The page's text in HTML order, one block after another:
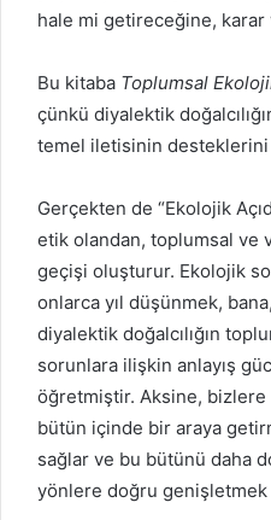
hale mi getireceğine, karar
Bu kitaba Toplumsal
çünkü diyalektik
temel iletisinin desteklerini
Gerçekten de “Ekolojik
etik olan­dan, toplumsal ve
geçişi oluşturur. Ekolojik
onlarca yıl düşünmek,
diyalektik doğalcılığın
sorunlara ilişkin anlayış
öğretmiştir. Aksine,
bütün için­de bir araya
sağlar ve bu bütünü daha
yönlere doğru